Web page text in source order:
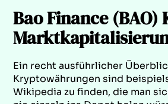
Bao Finance (BAO)
Ein recht ausführlicher
Kryptowährungen sind
Wikipedia zu finden, die man